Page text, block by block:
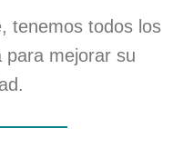
tenemos todos los
para mejorar su